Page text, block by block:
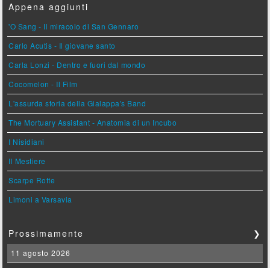
Appena aggiunti
'O Sang - Il miracolo di San Gennaro
Carlo Acutis - Il giovane santo
Carla Lonzi - Dentro e fuori dal mondo
Cocomelon - Il Film
L'assurda storia della Gialappa's Band
The Mortuary Assistant - Anatomia di un Incubo
I Nisidiani
Il Mestiere
Scarpe Rotte
Limoni a Varsavia
Prossimamente ❯
11 agosto 2026